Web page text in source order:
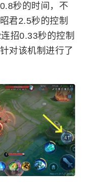
秒的时间，不
君2.5秒的控制
招0.33秒的控制
对该机制进行了